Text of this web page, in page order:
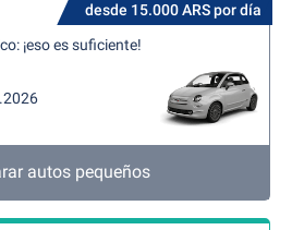
desde 15.000 ARS por día
¡eso es suficiente!
autos pequeños